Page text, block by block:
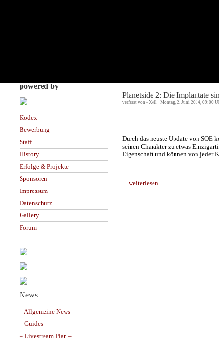
powered by
Kodex
Bewerbung
Staff
History
Erfolge & Projekte
Sponsoren
Impressum
Datenschutz
Gallery
Forum
News
– Allgemeine News –
– Guides –
– Livestream Plan –
Planetside 2: Die Implantate
verfasst von - Xell · Montag, 2. Juni 2014, 09:00
Durch das neuste Update von SOE
seinen Charakter zu etwas
Eigenschaft und können von jeder
…weiterlesen